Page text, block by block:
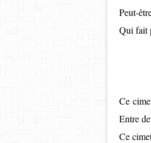
Peut-
Qui fait
Ce
Entre
Ce